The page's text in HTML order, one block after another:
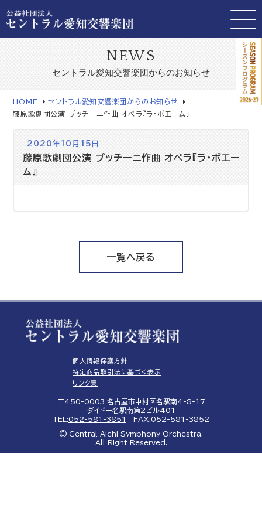
NEWS
セントラル愛知交響楽団からのお知らせ
HOME
セントラル愛知交響楽団からのお知らせ
藤原歌劇団公演 プッチーニ作曲 オペラ『ラ・ボエーム』
2020年10月15日
藤原歌劇団公演 プッチーニ作曲 オペラ『ラ・ボエー
ム』
一覧へ戻る
個人情報保護方針
特定商品取引法に基づく表示
リンク集
〒450-0003 名古屋市中村区名駅南4-8-17
ダイドー名駅南第2ビル401
TEL:052-581-3851 FAX:052-581-3852
© Central Aichi Symphony Orchestra.
All Right Reserved.